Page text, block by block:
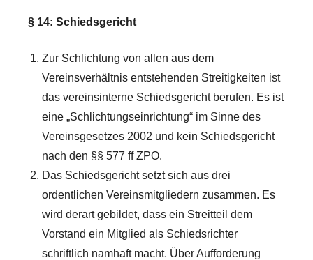
§ 14: Schiedsgericht
Zur Schlichtung von allen aus dem
Vereinsverhältnis entstehenden Streitigkeiten ist
das vereinsinterne Schiedsgericht berufen. Es ist
eine „Schlichtungseinrichtung“ im Sinne des
Vereinsgesetzes 2002 und kein Schiedsgericht
nach den §§ 577 ff ZPO.
Das Schiedsgericht setzt sich aus drei
ordentlichen Vereinsmitgliedern zusammen. Es
wird derart gebildet, dass ein Streitteil dem
Vorstand ein Mitglied als Schiedsrichter
schriftlich namhaft macht. Über Aufforderung